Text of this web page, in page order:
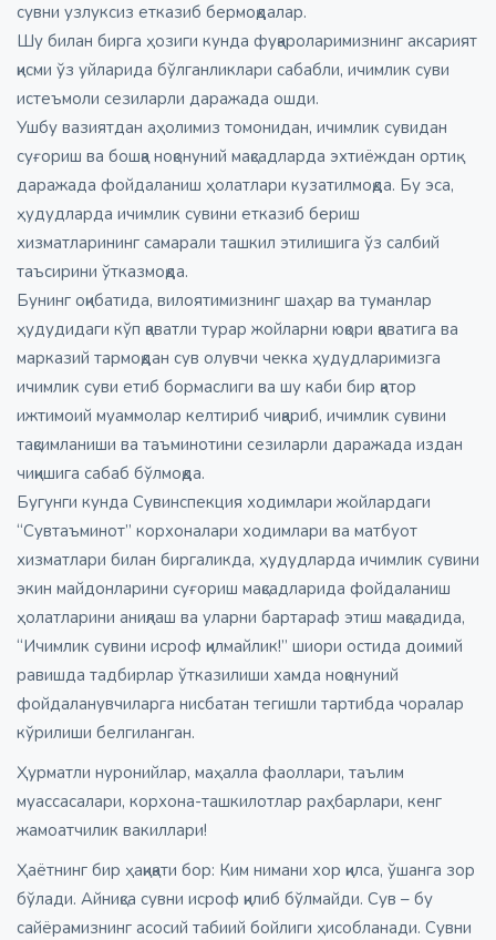
сувни узлуксиз етказиб бермоқдалар.
Шу билан бирга ҳозиги кунда фуқароларимизнинг аксарият
қисми ўз уйларида бўлганликлари сабабли, ичимлик суви
истеъмоли сезиларли даражада ошди.
Ушбу вазиятдан аҳолимиз томонидан, ичимлик сувидан
суғориш ва бошқа ноқонуний мақсадларда эхтиёждан ортиқ
даражада фойдаланиш ҳолатлари кузатилмоқда. Бу эса,
ҳудудларда ичимлик сувини етказиб бериш
хизматларининг самарали ташкил этилишига ўз салбий
таъсирини ўтказмоқда.
Бунинг оқибатида, вилоятимизнинг шаҳар ва туманлар
ҳудудидаги кўп қаватли турар жойларни юқори қаватига ва
марказий тармоқдан сув олувчи чекка ҳудудларимизга
ичимлик суви етиб бормаслиги ва шу каби бир қатор
ижтимоий муаммолар келтириб чиқариб, ичимлик сувини
тақсимланиши ва таъминотини сезиларли даражада издан
чиқишига сабаб бўлмоқда.
Бугунги кунда Сувинспекция ходимлари жойлардаги
“Сувтаъминот” корхоналари ходимлари ва матбуот
хизматлари билан биргаликда, ҳудудларда ичимлик сувини
экин майдонларини суғориш мақсадларида фойдаланиш
ҳолатларини аниқлаш ва уларни бартараф этиш мақсадида,
“Ичимлик сувини исроф қилмайлик!” шиори остида доимий
равишда тадбирлар ўтказилиши хамда ноқонуний
фойдаланувчиларга нисбатан тегишли тартибда чоралар
кўрилиши белгиланган.
Ҳурматли нуронийлар, маҳалла фаоллари, таълим
муассасалари, корхона-ташкилотлар раҳбарлари, кенг
жамоатчилик вакиллари!
Ҳаётнинг бир ҳақиқати бор: Ким нимани хор қилса, ўшанга зор
бўлади. Айниқса сувни исроф қилиб бўлмайди. Сув – бу
сайёрамизнинг асосий табиий бойлиги ҳисобланади. Сувни